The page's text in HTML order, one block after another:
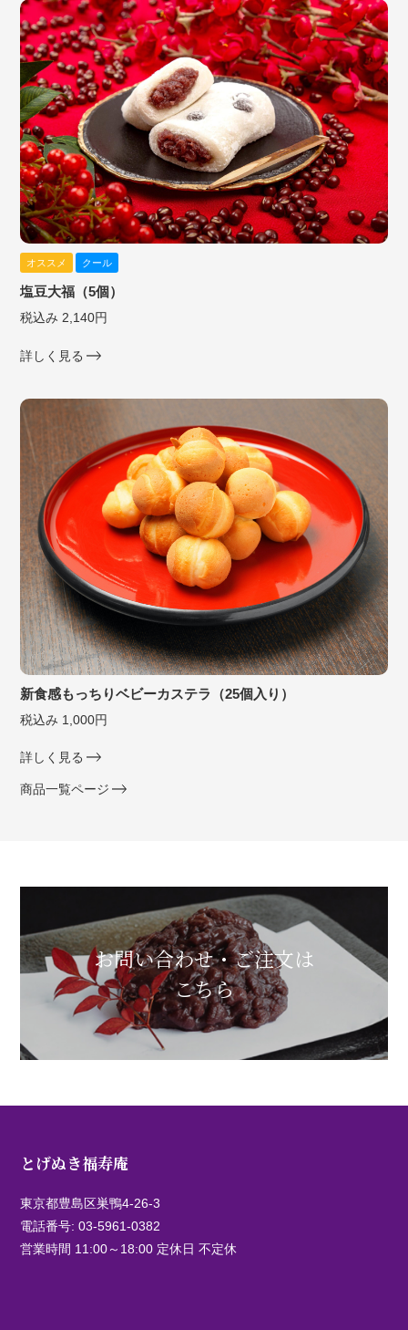
オススメ クール
塩豆大福（5個）
税込み 2,140円
詳しく見る
新食感もっちりベビーカステラ（25個入り）
税込み 1,000円
詳しく見る
商品一覧ページ
お問い合わせ・ご注文は
こちら
とげぬき福寿庵
東京都豊島区巣鴨4-26-3
電話番号:03-5961-0382
営業時間 11:00～18:00 定休日 不定休